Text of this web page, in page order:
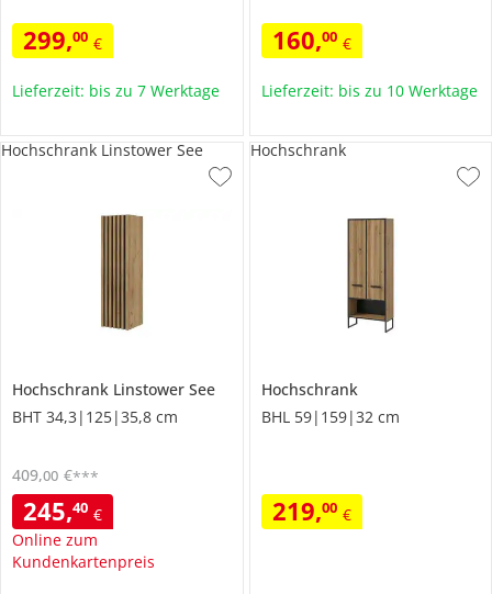
299,00 €
Lieferzeit: bis zu 7 Werktage
160,00 €
Lieferzeit: bis zu 10 Werktage
Hochschrank Linstower See
BHT 34,3|125|35,8 cm
245,40 €
Online zum
Kundenkartenpreis
409,00 €***
Hochschrank Linstower See
Hochschrank
BHL 59|159|32 cm
219,00 €
Hochschrank